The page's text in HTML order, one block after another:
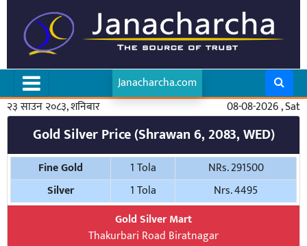
Janacharcha.com
२३ साउन २०८३, शनिबार
08-08-2026 , Sat
Gold Silver Price (Shrawan 6, 2083, WED)
Fine Gold 1 Tola
NRs. 291500
Silver
1 Tola
Nrs. 4495
Gold Silver Mart
Thakurbari Road Biratnagar